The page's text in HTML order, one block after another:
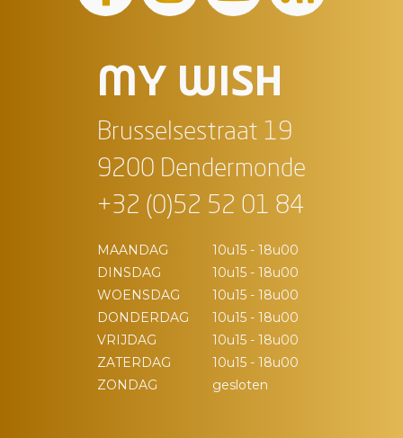
MY WISH
Brusselsestraat 19
9200 Dendermonde
+32 (0)52 52 01 84
MAANDAG
10u15 - 18u00
DINSDAG
10u15 - 18u00
WOENSDAG
10u15 - 18u00
DONDERDAG
10u15 - 18u00
VRIJDAG
10u15 - 18u00
ZATERDAG
10u15 - 18u00
ZONDAG
gesloten